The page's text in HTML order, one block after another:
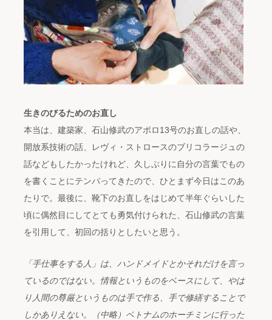
生きのびるためのお直し
本当は、建築家、石山修武のアポロ13号のお直しの話や、
開放系技術の話、レヴィ・ストロースのブリコラージュの
話などもしたかったけれど、久しぶりに自分の言葉でもの
を書くことにテンパってきたので、ひとまず今日はこのあ
たりで。最後に、靴下のお直しをはじめて半年ぐらいした
頃に偶然目にしてとても勇気付けられた、石山修武の言葉
を引用して、初回の括りとしたいと思う。
「手仕事をする人」は、ハンドメイドとかそれだけを言っ
ているのではない。情報というものをベースにして、やは
り人間の尊厳というものは手で作る、手で修繕することで
しかありえない。（中略）ベトナムのホーチミンに行った